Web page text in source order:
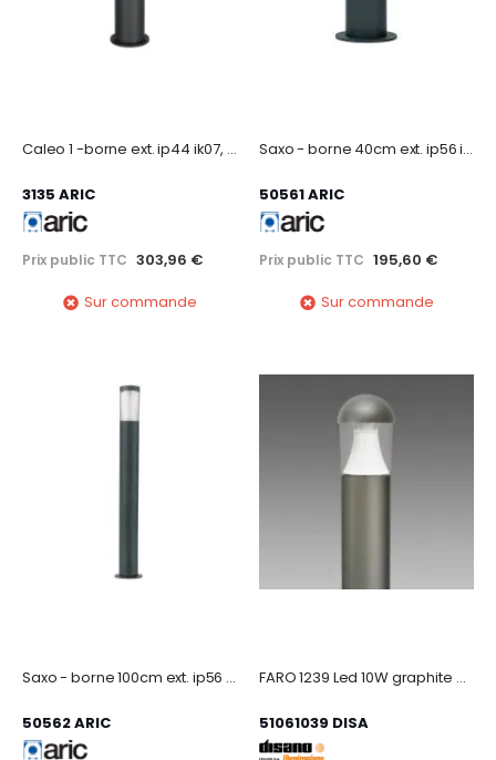
Caleo 1 -borne ext. ip44 ik07, graphite, e27 100w max., lpe non incl., haut.73cm
3135 ARIC
Prix public TTC 303,96 €
Sur commande
Saxo - borne 40cm ext. ip56 ik08, graphite, led intég. 8w 3000k 420lm, dimmable
50561 ARIC
Prix public TTC 195,60 €
Sur commande
Saxo - borne 100cm ext. ip56 ik08, graphite, led intég. 8w 3000k 420lm, dimmable
50562 ARIC
FARO 1239 Led 10W graphite 3000K
51061039 DISA